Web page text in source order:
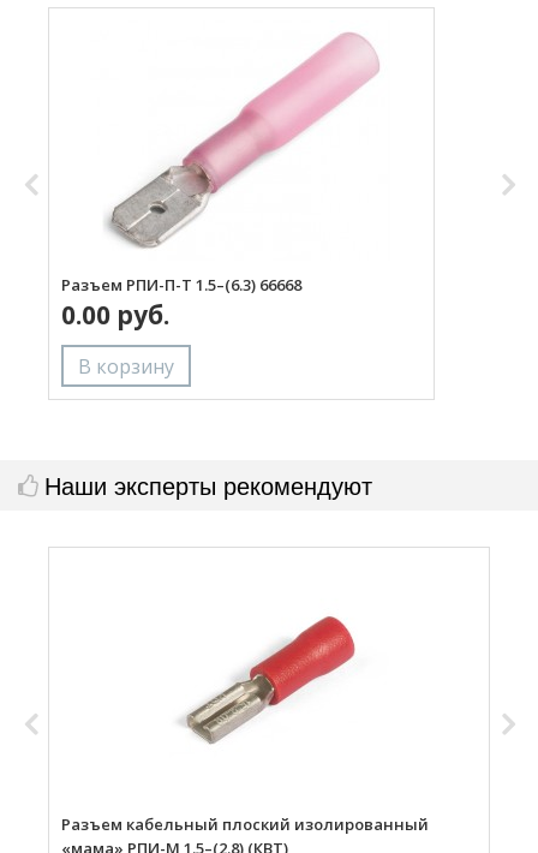
Разъем РПИ-П-Т 1.5–(6.3) 66668
0.00 руб.
Наши эксперты рекомендуют
Разъем кабельный плоский изолированный
«мама» РПИ-М 1.5–(2.8) (КВТ)